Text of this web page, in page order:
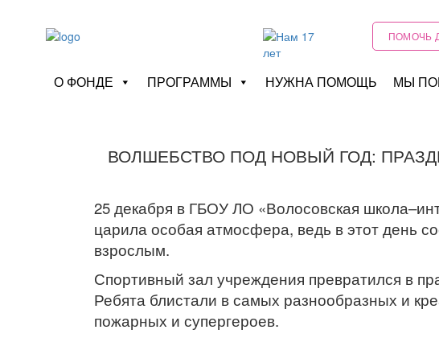
ПОМОЧЬ
О ФОНДЕ ПРОГРАММЫ НУЖНА ПОМОЩЬ МЫ
ВОЛШЕБСТВО ПОД НОВЫЙ ГОД:
25 декабря в ГБОУ ЛО «Волосовская
царила особая атмосфера, ведь в этот день
взрослым.
Спортивный зал учреждения превратился в
Ребята блистали в самых разнообразных и
пожарных и супергероев.